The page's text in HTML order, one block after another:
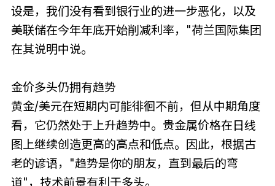
设是，我们没有看到银行业的进一步恶化，以及
美联储在今年年底开始削减利率，"荷兰国际集团
在其说明中说。
金价多头仍拥有趋势
黄金/美元在短期内可能徘徊不前，但从中期角度
看，它仍然处于上升趋势中。贵金属价格在日线
图上继续创造更高的高点和低点。因此，根据古
老的谚语，"趋势是你的朋友，直到最后的弯
道"，技术前景有利于多头。